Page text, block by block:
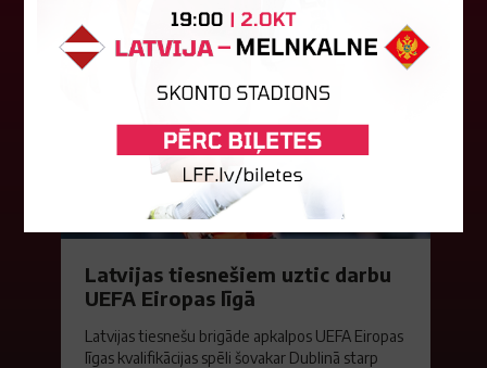
Latvijas tiesnešiem uztic darbu
UEFA Eiropas līgā
Latvijas tiesnešu brigāde apkalpos UEFA Eiropas
līgas kvalifikācijas spēli šovakar Dublinā starp